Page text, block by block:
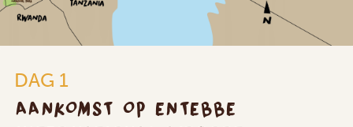
DAG 1
AANKOMST OP ENTEBBE